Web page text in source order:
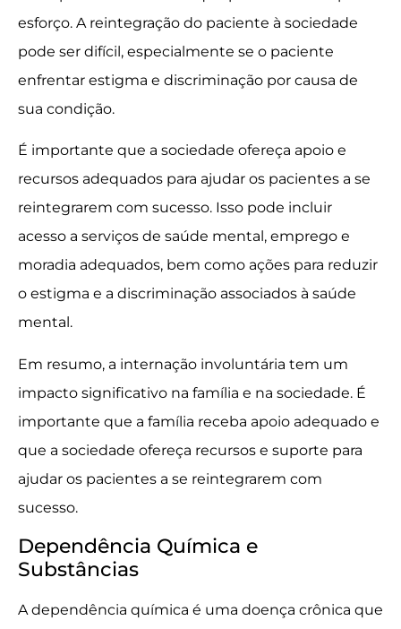
esforço. A reintegração do paciente à sociedade
pode ser difícil, especialmente se o paciente
enfrentar estigma e discriminação por causa de
sua condição.
É importante que a sociedade ofereça apoio e
recursos adequados para ajudar os pacientes a se
reintegrarem com sucesso. Isso pode incluir
acesso a serviços de saúde mental, emprego e
moradia adequados, bem como ações para reduzir
o estigma e a discriminação associados à saúde
mental.
Em resumo, a internação involuntária tem um
impacto significativo na família e na sociedade. É
importante que a família receba apoio adequado e
que a sociedade ofereça recursos e suporte para
ajudar os pacientes a se reintegrarem com
sucesso.
Dependência Química e
Substâncias
A dependência química é uma doença crônica que